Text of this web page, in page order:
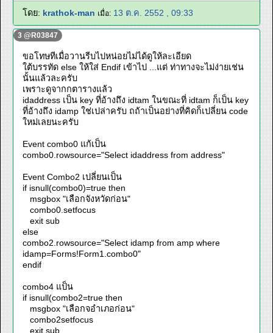
โดย: krathok-man เมื่อ: 13 ต.ค. 2552 , 09:33
3 @R03847
ขอโทษทีเมื่อวานรีบไปหน่อยไม่ได้ดูให้ละเอียด
ใต้บรรทัด else ให้ใส่ Endif เข้าไป ...แต่ ท่าทางจะไม่ง่ายเช่น
นั้นแล้วละครับ
เพราะดูจากกตารางแล้ว
idaddress เป็น key ที่อ้างถึง idtam ในขณะที่ idtam ก็เป็น key
ที่อ้างถึง idamp ใช่เปล่าครับ ถถ้าเป็นอย่างที่คิดก็เปลี่ยน code
ใหม่เลยนะครับ
Event combo0 แก้เป็น
combo0.rowsource="Select idaddress from address"
Event Combo2 เปลี่ยนเป็น
if isnull(combo0)=true then
msgbox "เลือกจังหวัดก่อน"
combo0.setfocus
exit sub
else
combo2.rowsource="Select idamp from amp where
idamp=Forms!Form1.combo0"
endif
combo4 แป็น
if isnull(combo2=true then
msgbox "เลือกจอำเภอก่อน"
combo2setfocus
exit sub